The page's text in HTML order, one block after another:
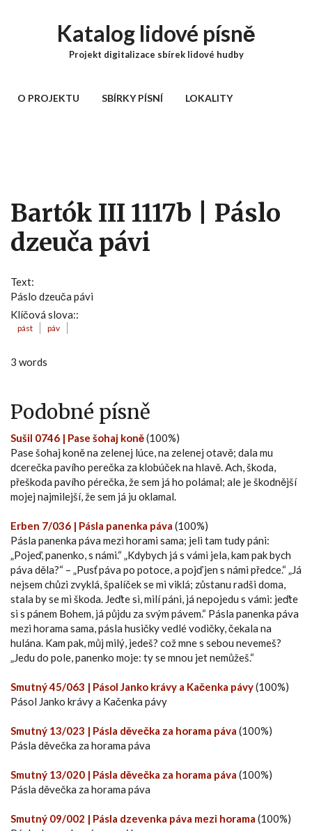
Katalog lidové písně
Projekt digitalizace sbírek lidové hudby
O PROJEKTU SBÍRKY PÍSNÍ LOKALITY
Bartók III 1117b | Páslo
dzeuča pávi
Text:
Páslo dzeuča pávi
Klíčová slova::
pást páv
3 words
Podobné písně
Sušil 0746 | Pase šohaj koně(100%)
Pase šohaj koně na zelenej lúce, na zelenej otavě; dala mu
dcerečka pavího perečka za klobúček na hlavě. Ach, škoda,
přeškoda pavího pérečka, že sem já ho polámal; ale je škodnější
mojej najmilejší, že sem já ju oklamal.
Erben 7/036 | Pásla panenka páva (100%)
Pásla panenka páva mezi horami sama; jeli tam tudy páni:
„Pojeď, panenko, s námi.“ „Kdybych já s vámi jela, kam pak bych
páva děla?“ – „Pusť páva po potoce, a pojď jen s námi předce.“ „Já
nejsem chůzi zvyklá, špalíček se mi viklá; zůstanu radši doma,
stala by se mi škoda. Jeďte si, milí páni, já nepojedu s vámi: jeďte
si s pánem Bohem, já půjdu za svým pávem.“ Pásla panenka páva
mezi horama sama, pásla husičky vedlé vodičky, čekala na
hulána. Kam pak, můj milý, jedeš? což mne s sebou nevemeš?
„Jedu do pole, panenko moje: ty se mnou jet nemůžeš.“
Smutný 45/063 | Pásol Janko krávy a Kačenka pávy(100%)
Pásol Janko krávy a Kačenka pávy
Smutný 13/023 | Pásla děvečka za horama páva (100%)
Pásla děvečka za horama páva
Smutný 13/020 | Pásla děvečka za horama páva (100%)
Pásla děvečka za horama páva
Smutný 09/002 | Pásla dzevenka páva mezi horama (100%)